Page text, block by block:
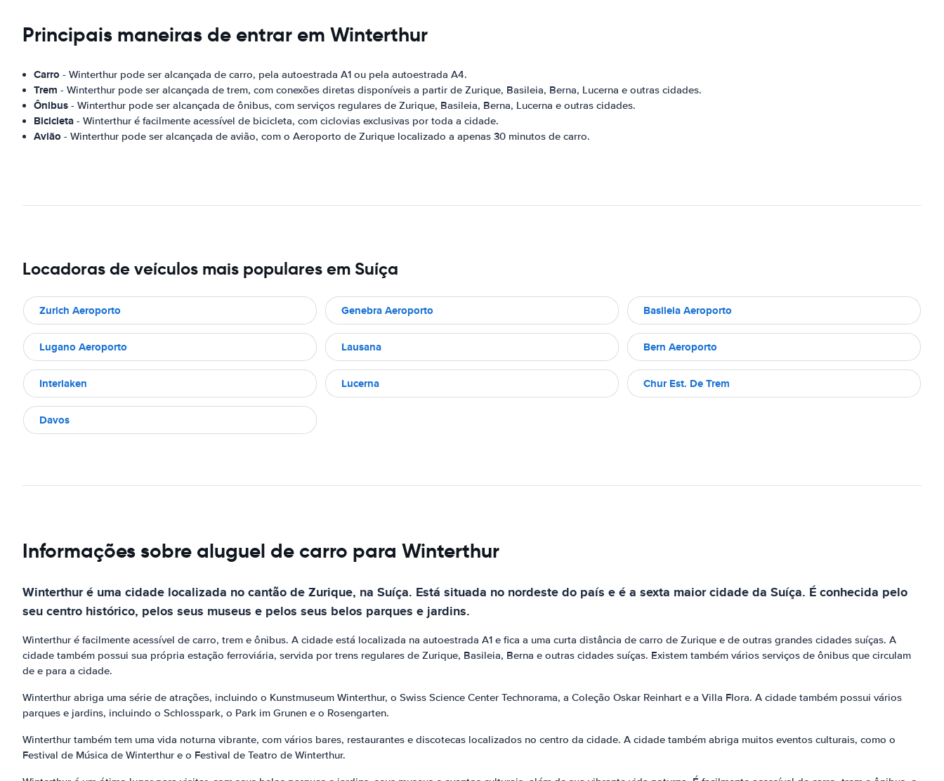
Principais maneiras de entrar em Winterthur
Carro - Winterthur pode ser alcançada de carro, pela autoestrada A1 ou pela autoestrada A4.
Trem - Winterthur pode ser alcançada de trem, com conexões diretas disponíveis a partir de Zurique, Basileia, Berna, Lucerna e outras cidades.
Ônibus - Winterthur pode ser alcançada de ônibus, com serviços regulares de Zurique, Basileia, Berna, Lucerna e outras cidades.
Bicicleta - Winterthur é facilmente acessível de bicicleta, com ciclovias exclusivas por toda a cidade.
Avião - Winterthur pode ser alcançada de avião, com o Aeroporto de Zurique localizado a apenas 30 minutos de carro.
Locadoras de veículos mais populares em Suíça
Zurich Aeroporto Genebra Aeroporto Basileia Aeroporto
Lugano Aeroporto Lausana Bern Aeroporto
Interlaken Lucerna Chur Est. De Trem
Davos
Informações sobre aluguel de carro para Winterthur
Winterthur é uma cidade localizada no cantão de Zurique, na Suíça. Está situada no nordeste do país e é a sexta maior cidade da Suíça. É conhecida pelo
seu centro histórico, pelos seus museus e pelos seus belos parques e jardins.
Winterthur é facilmente acessível de carro, trem e ônibus. A cidade está localizada na autoestrada A1 e fica a uma curta distância de carro de Zurique e de outras grandes cidades suíças. A
cidade também possui sua própria estação ferroviária, servida por trens regulares de Zurique, Basileia, Berna e outras cidades suíças. Existem também vários serviços de ônibus que circulam
de e para a cidade.
Winterthur abriga uma série de atrações, incluindo o Kunstmuseum Winterthur, o Swiss Science Center Technorama, a Coleção Oskar Reinhart e a Villa Flora. A cidade também possui vários
parques e jardins, incluindo o Schlosspark, o Park im Grunen e o Rosengarten.
Winterthur também tem uma vida noturna vibrante, com vários bares, restaurantes e discotecas localizados no centro da cidade. A cidade também abriga muitos eventos culturais, como o
Festival de Música de Winterthur e o Festival de Teatro de Winterthur.